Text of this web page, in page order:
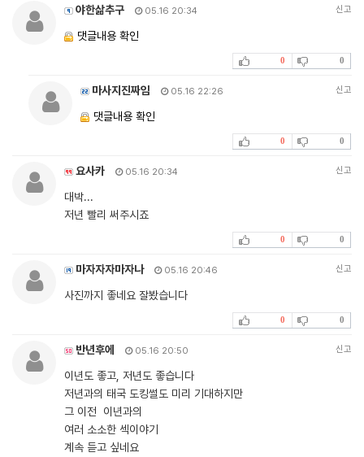
야한삶추구 05.16 20:34 신고
댓글내용 확인
0 0
마사지진짜임 05.16 22:26 신고
댓글내용 확인
0 0
요사카 05.16 20:34 신고
대박...
저년 빨리 써주시죠
0 0
마자자자마자나 05.16 20:46 신고
사진까지 좋네요 잘봤습니다
0 0
반년후에 05.16 20:50 신고
이년도 좋고, 저년도 좋습니다
저년과의 태국 도킹썰도 미리 기대하지만
그 이전 이년과의
여러 소소한 섹이야기
계속 듣고 싶네요